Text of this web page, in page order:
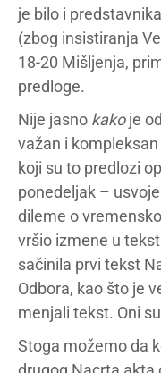
je bilo i
(zbog insistiranja
18-20 Mišljenja,
predloge.
Nije jasno kakoje
važan i
koji su to predlozi
ponedeljak –
dileme o
vršio izmene u
sačinila prvi tekst
Odbora, kao što je
menjali tekst. Oni
Stoga možemo da